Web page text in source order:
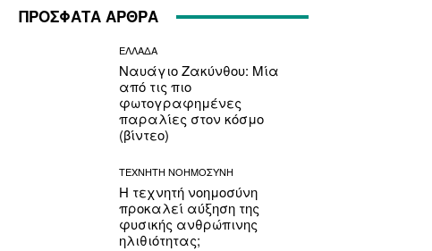
ΠΡΟΣΦΑΤΑ ΑΡΘΡΑ
ΕΛΛΑΔΑ
Ναυάγιο Ζακύνθου: Μία
από τις πιο
φωτογραφημένες
παραλίες στον κόσμο
(βίντεο)
ΤΕΧΝΗΤΗ ΝΟΗΜΟΣΥΝΗ
Η τεχνητή νοημοσύνη
προκαλεί αύξηση της
φυσικής ανθρώπινης
ηλιθιότητας;